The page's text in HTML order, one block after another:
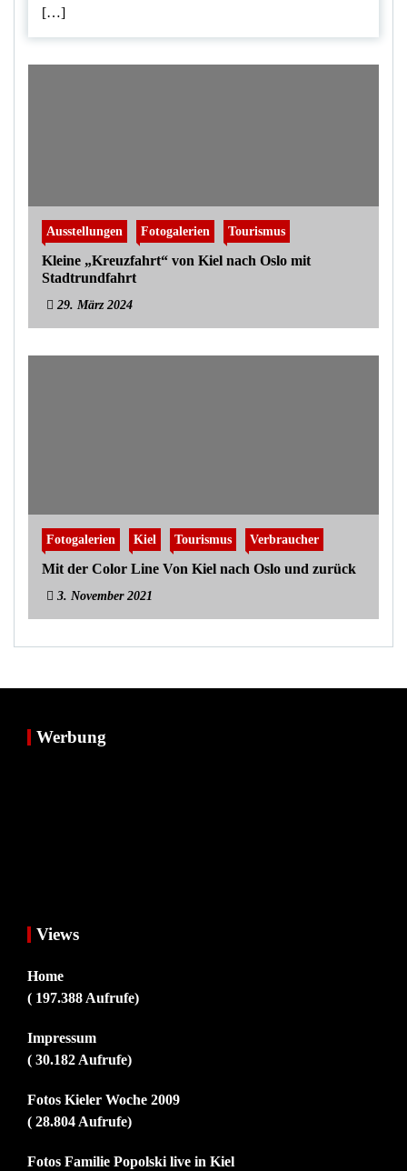
[…]
Ausstellungen Fotogalerien Tourismus
Kleine „Kreuzfahrt“ von Kiel nach Oslo mit
Stadtrundfahrt
29. März 2024
Fotogalerien Kiel Tourismus Verbraucher
Mit der Color Line Von Kiel nach Oslo und zurück
3. November 2021
Werbung
Views
Home
( 197.388 Aufrufe)
Impressum
( 30.182 Aufrufe)
Fotos Kieler Woche 2009
( 28.804 Aufrufe)
Fotos Familie Popolski live in Kiel